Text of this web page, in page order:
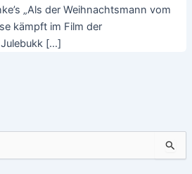
„Als der Weihnachtsmann vom
kämpft im Film der
[…]